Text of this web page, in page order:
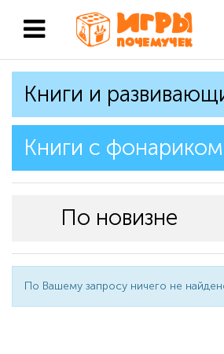
Книги и
Книги с фонариком
По новизне
По Вашему запросу ничего не